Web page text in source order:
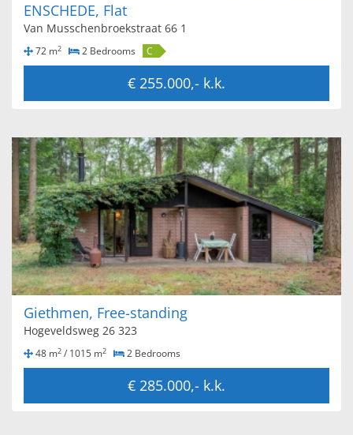
ENSCHEDE, Flat
Van Musschenbroekstraat 66 1
72 m2 2 Bedrooms C
€ 255.000,- k.k.
Giethmen, Free-standing
Hogeveldsweg 26 323
48 m2 / 1015 m2 2 Bedrooms
€ 285.000,- k.k.